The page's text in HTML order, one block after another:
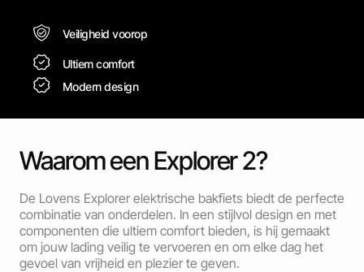
Veiligheid voorop
Ultiem comfort
Modern design
Waarom een Explorer 2?
De Lovens Explorer elektrische bakfiets biedt de perfecte
combinatie van onderdelen. In een stijlvol design en met
componenten die ultiem comfort bieden, is hij gemaakt
om jouw lading veilig te vervoeren en om elke dag het
gevoel van vrijheid en plezier te geven.